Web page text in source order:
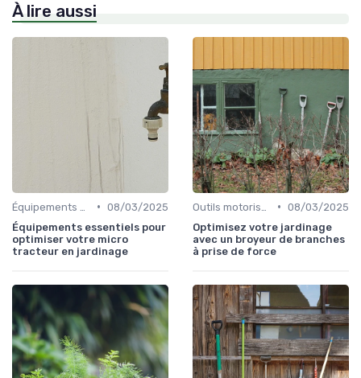
À lire aussi
• 08/03/2025
Équipements essentiels pour
optimiser votre micro
tracteur en jardinage
• 08/03/2025
Optimisez votre jardinage
avec un broyeur de branches
à prise de force